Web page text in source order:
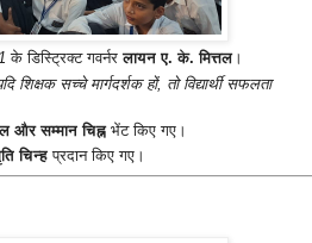
के डिस्ट्रिक्ट गवर्नरलायन ए. के. मित्तल।
शिक्षक सच्चे मार्गदर्शक हों, तो विद्यार्थी सफलता
और सम्मान चिह्नभेंट किए गए।
चिन्हप्रदान किए गए।